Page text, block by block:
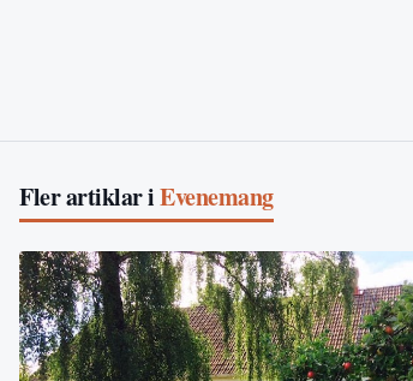
Fler artiklar iEvenemang